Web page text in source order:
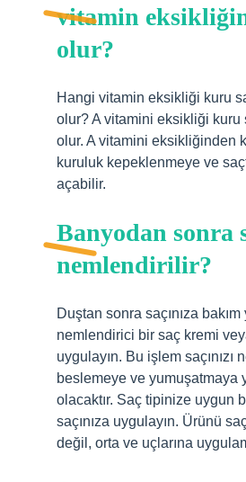
vitamin
olur?
Hangi vitamin eksikliği kuru
olur? A vitamini eksikliği kuru
olur. A vitamini eksikliğinden
kuruluk kepeklenmeye ve
açabilir.
Banyodan sonra
nemlendirilir?
Duştan sonra saçınıza
nemlendirici bir saç kremi
uygulayın. Bu işlem saçınızı
beslemeye ve yumuşatmaya
olacaktır. Saç tipinize uygun
saçınıza uygulayın. Ürünü
değil, orta ve uçlarına